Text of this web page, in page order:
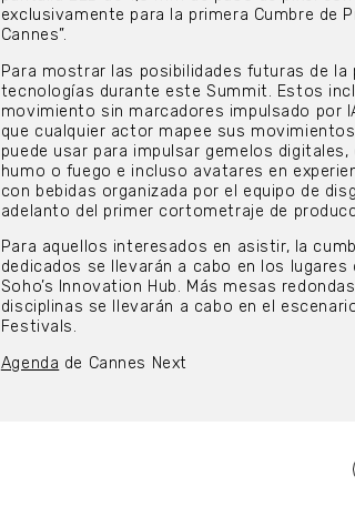
exclusivamente para la primera Cumbre de
Cannes”.
Para mostrar las posibilidades futuras de
tecnologías durante este Summit. Estos
movimiento sin marcadores impulsado por
que cualquier actor mapee sus
puede usar para impulsar gemelos
humo o fuego e incluso avatares en
con bebidas organizada por el equipo de
adelanto del primer cortometraje de
Para aquellos interesados en asistir, la
dedicados se llevarán a cabo en los
Soho’s Innovation Hub. Más mesas
disciplinas se llevarán a cabo en el
Festivals.
Agenda de Cannes Next